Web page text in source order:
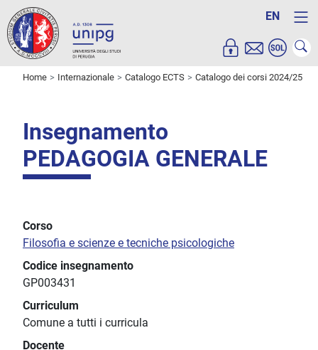
EN
Home Internazionale Catalogo ECTS Catalogo dei corsi 2024/25
Insegnamento
PEDAGOGIA GENERALE
Corso
Filosofia e scienze e tecniche psicologiche
Codice insegnamento
GP003431
Curriculum
Comune a tutti i curricula
Docente